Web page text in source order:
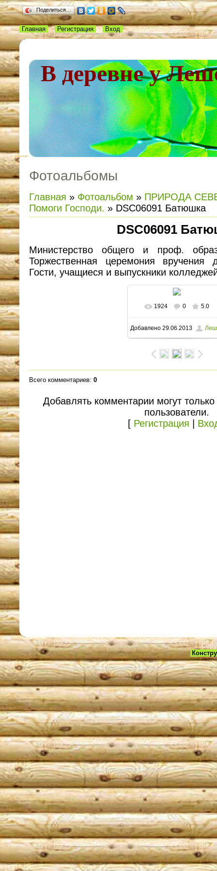
Поделиться…
В деревне у
Главная Регистрация Вход
Фотоальбомы
Главная » Фотоальбом » ПРИРОДА
Помоги Господи. » DSC06091 Батюшка
DSC06091
Министерство общего и проф.
Торжественная церемония вручения
Гости, учащиеся и выпускники
В реальном размере
1600x1302/ 199.2Kb
1924 0 5.0
Добавлено29.06.2013
Всего комментариев: 0
Добавлять комментарии могут
пользователи.
[ Регистрация